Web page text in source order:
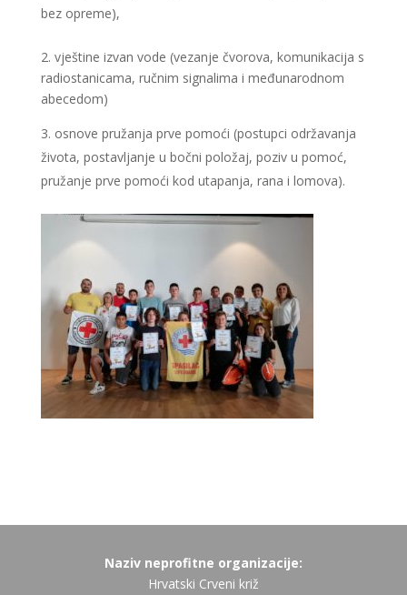
bez opreme),
2. vještine izvan vode (vezanje čvorova, komunikacija s
radiostanicama, ručnim signalima i međunarodnom
abecedom)
osnove pružanja prve pomoći (postupci održavanja
života, postavljanje u bočni položaj, poziv u pomoć,
pružanje prve pomoći kod utapanja, rana i lomova).
Naziv neprofitne organizacije:
Hrvatski Crveni križ